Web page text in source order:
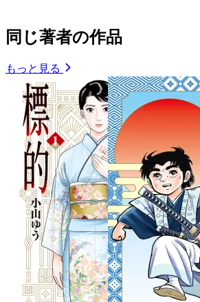
同じ著者の作品
もっと見る